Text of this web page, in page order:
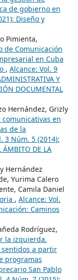
de gobierno en
Diseño y
Pimienta,
de Comunicación
en Cuba
, Alcance: Vol. 9
Y
DOCUMENTAL
Hernández, Grizly
en
de la
3 Núm. 5 (2014):
ÁMBITO DE LA
Hernández
Yurima Calero
Camila Daniel
, Alcance: Vol.
Caminos
Rodríguez,
la izquierda.
a partir
programas
San Pablo